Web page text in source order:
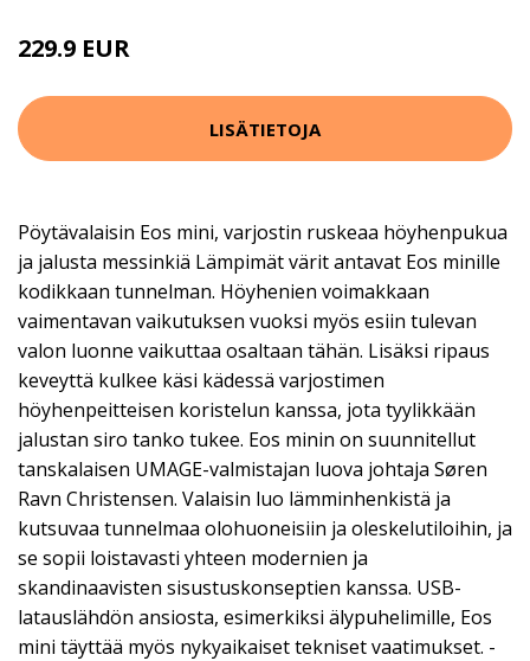
229.9 EUR
LISÄTIETOJA
Pöytävalaisin Eos mini, varjostin ruskeaa höyhenpukua
ja jalusta messinkiä Lämpimät värit antavat Eos minille
kodikkaan tunnelman. Höyhenien voimakkaan
vaimentavan vaikutuksen vuoksi myös esiin tulevan
valon luonne vaikuttaa osaltaan tähän. Lisäksi ripaus
keveyttä kulkee käsi kädessä varjostimen
höyhenpeitteisen koristelun kanssa, jota tyylikkään
jalustan siro tanko tukee. Eos minin on suunnitellut
tanskalaisen UMAGE-valmistajan luova johtaja Søren
Ravn Christensen. Valaisin luo lämminhenkistä ja
kutsuvaa tunnelmaa olohuoneisiin ja oleskelutiloihin, ja
se sopii loistavasti yhteen modernien ja
skandinaavisten sisustuskonseptien kanssa. USB-
latauslähdön ansiosta, esimerkiksi älypuhelimille, Eos
mini täyttää myös nykyaikaiset tekniset vaatimukset. -